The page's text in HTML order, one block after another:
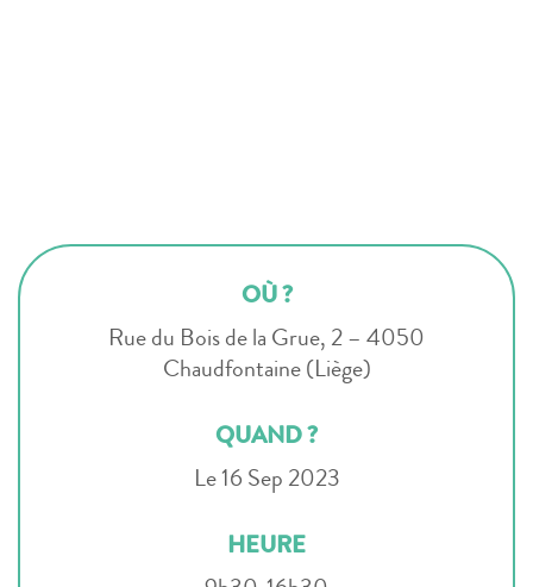
OÙ ?
Rue du Bois de la Grue, 2 – 4050
Chaudfontaine (Liège)
QUAND ?
Le 16 Sep 2023
HEURE